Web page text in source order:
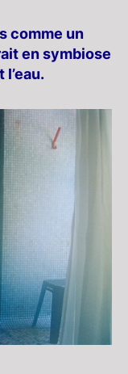
comme un
en symbiose